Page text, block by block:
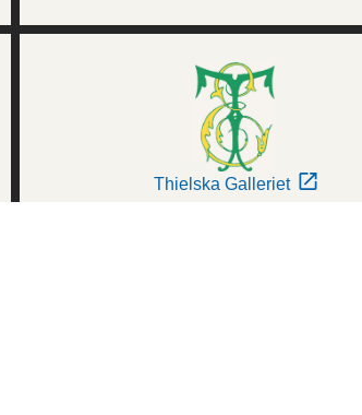
Thielska Galleriet